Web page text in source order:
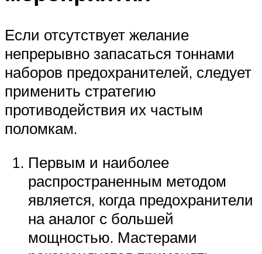
Если отсутствует желание
непрерывно запасаться тоннами
наборов предохранителей, следует
применить стратегию
противодействия их частым
поломкам.
Первым и наиболее
распространенным методом
является, когда предохранители
на аналог с большей
мощностью. Мастерами